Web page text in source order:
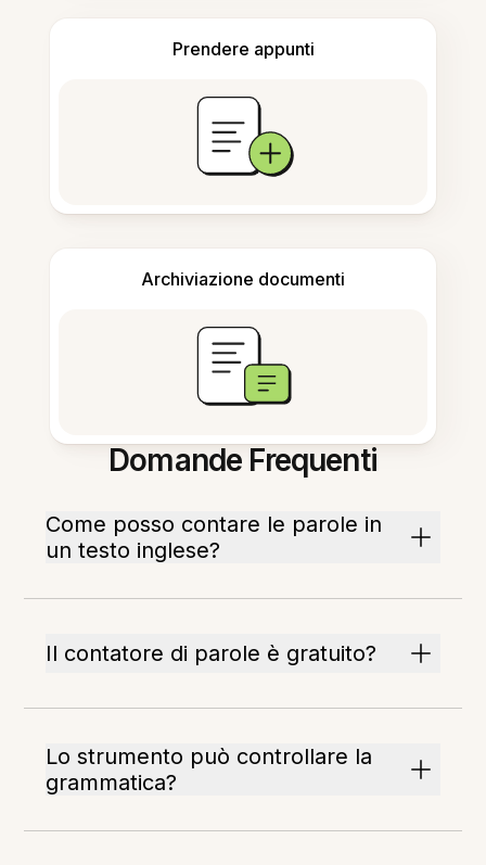
Prendere appunti
Archiviazione documenti
Domande Frequenti
Come posso contare le parole in
un testo inglese?
Il contatore di parole è gratuito?
Lo strumento può controllare la
grammatica?